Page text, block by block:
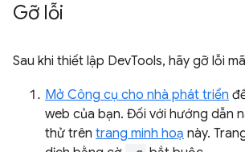
Gỡ lỗi
Sau khi thiết lập DevTools, hãy gỡ lỗi
Mở Công cụ cho nhà phát triển
web của bạn. Đối với hướng dẫn
thử trên trang minh hoạ này.